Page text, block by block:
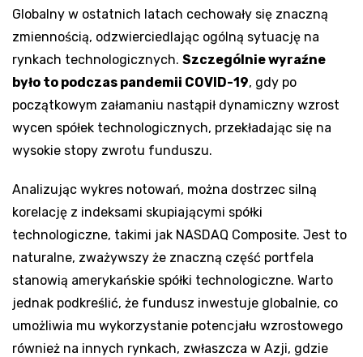
Globalny w ostatnich latach cechowały się znaczną
zmiennością, odzwierciedlając ogólną sytuację na
rynkach technologicznych. Szczególnie wyraźne
było to podczas pandemii COVID-19, gdy po
początkowym załamaniu nastąpił dynamiczny wzrost
wycen spółek technologicznych, przekładając się na
wysokie stopy zwrotu funduszu.
Analizując wykres notowań, można dostrzec silną
korelację z indeksami skupiającymi spółki
technologiczne, takimi jak NASDAQ Composite. Jest to
naturalne, zważywszy że znaczną część portfela
stanowią amerykańskie spółki technologiczne. Warto
jednak podkreślić, że fundusz inwestuje globalnie, co
umożliwia mu wykorzystanie potencjału wzrostowego
również na innych rynkach, zwłaszcza w Azji, gdzie